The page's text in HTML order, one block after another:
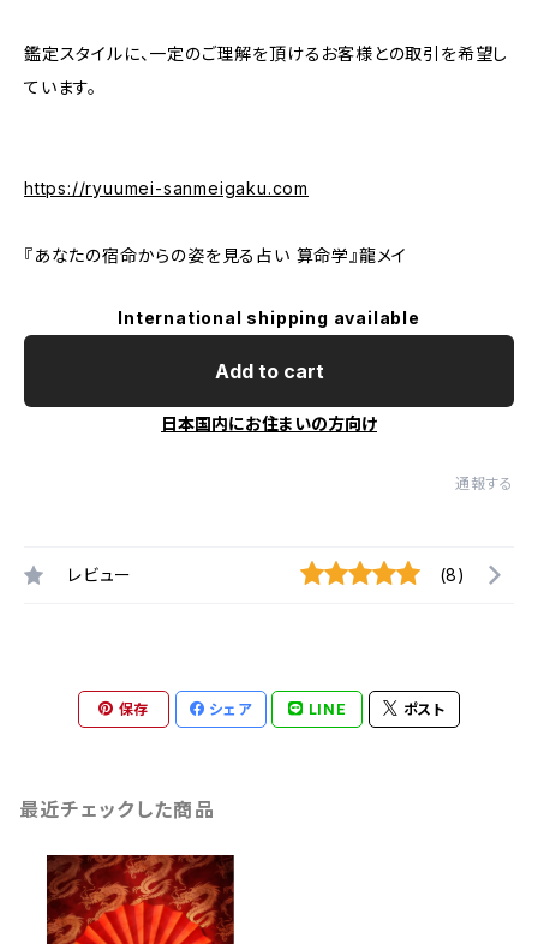
鑑定スタイルに、一定のご理解を頂けるお客様との取引を希望し
ています。
https://ryuumei-sanmeigaku.com
『あなたの宿命からの姿を見る占い 算命学』龍メイ
International shipping available
Add to cart
日本国内にお住まいの方向け
通報する
レビュー (8)
保存 シェア LINE ポスト
最近チェックした商品